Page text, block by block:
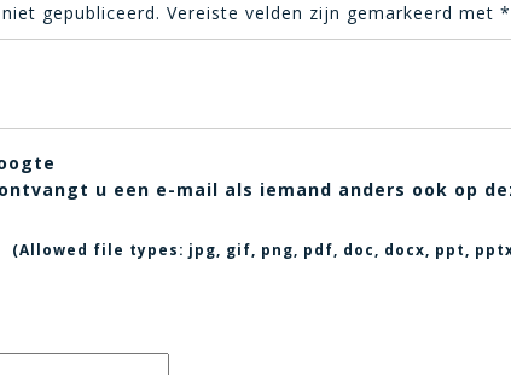
gepubliceerd. Vereiste velden zijn gemarkeerd met *
u een e-mail als iemand anders ook op
(Allowed file types: jpg, gif, png, pdf, doc, docx, ppt,